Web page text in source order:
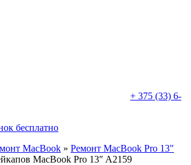
+ 375 (33) 6-
бесплатно
MacBook » Ремонт MacBook Pro 13"
MacBook Pro 13″ A2159